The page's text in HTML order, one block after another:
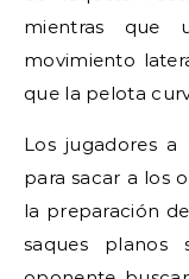
mientras que
movimiento
que la pelota
Los jugadores a
para sacar a los
la preparación
saques planos